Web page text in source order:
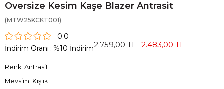
Oversize Kesim Kaşe Blazer Antrasit
(MTW25KCKT001)
0.0
İndirim Oranı : %10 İndirim2.759,00 TL 2.483,00 TL
Renk: Antrasit
Mevsim: Kışlık